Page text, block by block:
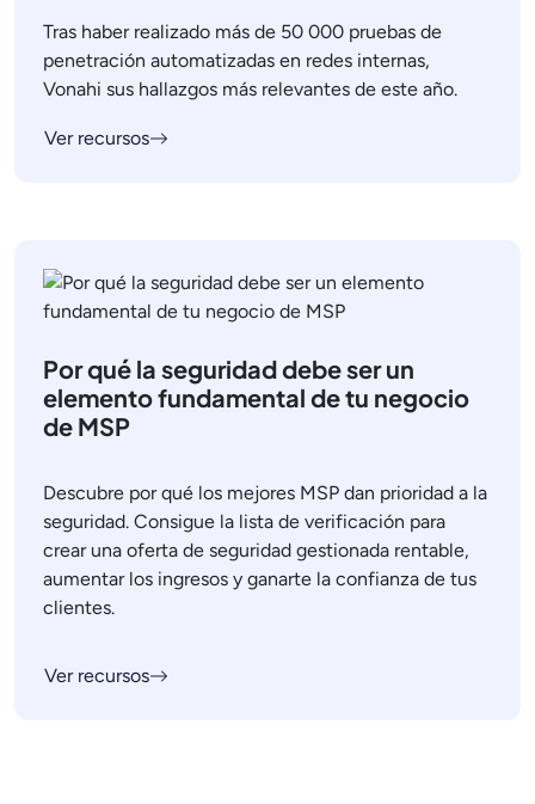
Tras haber realizado más de 50 000 pruebas de
penetración automatizadas en redes internas,
Vonahi sus hallazgos más relevantes de este año.
Ver recursos
Por qué la seguridad debe ser un
elemento fundamental de tu negocio
de MSP
Descubre por qué los mejores MSP dan prioridad a la
seguridad. Consigue la lista de verificación para
crear una oferta de seguridad gestionada rentable,
aumentar los ingresos y ganarte la confianza de tus
clientes.
Ver recursos